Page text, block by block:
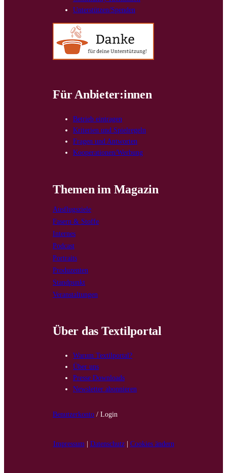
Unterstützen/Spenden
Für Anbieter:innen
Betrieb eintragen
Kriterien und Spielregeln
Fragen und Antworten
Kooperationen/Werbung
Themen im Magazin
Ausflugsziele
Fasern & Stoffe
Internes
Podcast
Portraits
Produzenten
Standpunkt
Veranstaltungen
Über das Textilportal
Warum Textilportal?
Über uns
Presse Downloads
Newsletter abonnieren
Benutzerkonto / Login
Impressum| Datenschutz| Cookies ändern